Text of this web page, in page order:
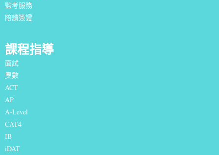
監考服務
陪讀簽證
課程指導
面試
奧數
ACT
AP
A-Level
CAT4
IB
iDAT